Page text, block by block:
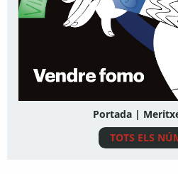
Portada |
TOTS ELS